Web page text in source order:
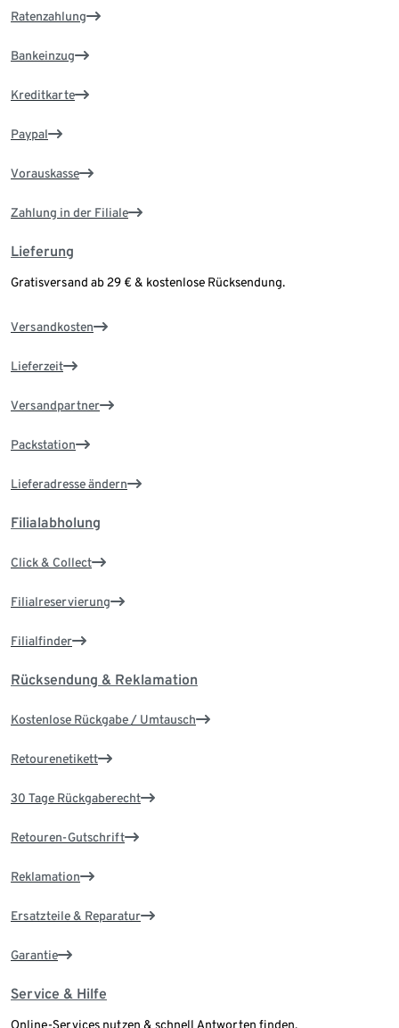
Ratenzahlung
Bankeinzug
Kreditkarte
Paypal
Vorauskasse
Zahlung in der Filiale
Lieferung
Gratisversand ab 29 € & kostenlose Rücksendung.
Versandkosten
Lieferzeit
Versandpartner
Packstation
Lieferadresse ändern
Filialabholung
Click & Collect
Filialreservierung
Filialfinder
Rücksendung & Reklamation
Kostenlose Rückgabe / Umtausch
Retourenetikett
30 Tage Rückgaberecht
Retouren-Gutschrift
Reklamation
Ersatzteile & Reparatur
Garantie
Service & Hilfe
Online-Services nutzen & schnell Antworten finden.